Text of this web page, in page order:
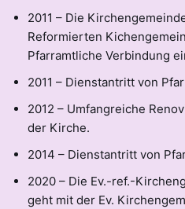
2011 – Die
Reformierten
Pfarramtliche Verbindung
2011 – Dienstantritt von
2012 – Umfangreiche
der Kirche.
2014 – Dienstantritt von
2020 – Die Ev.-ref.-
geht mit der Ev.